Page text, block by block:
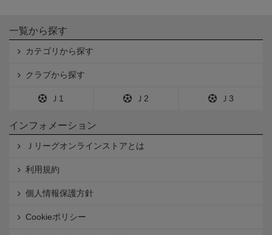
一覧から探す
カテゴリから探す
クラブから探す
Ｊ1 Ｊ2 Ｊ3
インフォメーション
Ｊリーグオンラインストアとは
利用規約
個人情報保護方針
Cookieポリシー